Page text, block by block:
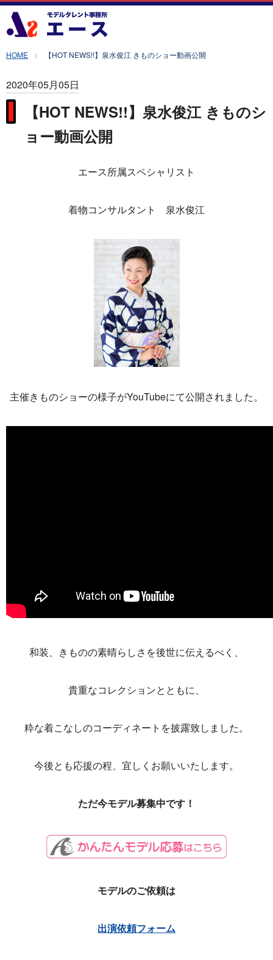
HOME 【HOT NEWS!!】泉水俊江 きものショー動画公開
2020年05月05日
【HOT NEWS!!】泉水俊江 きものシ
ョー動画公開
エース所属スペシャリスト
着物コンサルタント 泉水俊江
主催きものショーの様子がYouTubeにて公開されました。
和装、きものの素晴らしさを後世に伝えるべく、
貴重なコレクションとともに、
粋な着こなしのコーディネートを披露致しました。
今後とも応援の程、宜しくお願いいたします。
ただ今モデル募集中です！
モデルのご依頼は
出演依頼フォーム